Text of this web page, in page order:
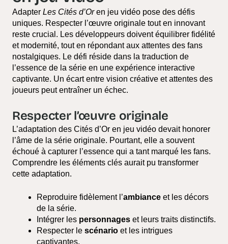
Adapter Les Cités d’Oren jeu vidéo pose des défis
uniques. Respecter l’œuvre originale tout en innovant
reste crucial. Les développeurs doivent équilibrer fidélité
et modernité, tout en répondant aux attentes des fans
nostalgiques. Le défi réside dans la traduction de
l’essence de la série en une expérience interactive
captivante. Un écart entre vision créative et attentes des
joueurs peut entraîner un échec.
Respecter l’œuvre originale
L’adaptation des Cités d’Or en jeu vidéo devait honorer
l’âme de la série originale. Pourtant, elle a souvent
échoué à capturer l’essence qui a tant marqué les fans.
Comprendre les éléments clés aurait pu transformer
cette adaptation.
Reproduire fidèlement l’ambiance et les décors
de la série.
Intégrer les personnages et leurs traits distinctifs.
Respecter le scénario et les intrigues
captivantes.